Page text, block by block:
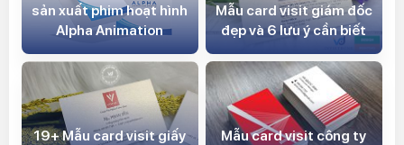
sản xuất phim hoạt hình
Alpha Animation
Mẫu card visit giám đốc
đẹp và 6 lưu ý cần biết
19+ Mẫu card visit giấy
Mẫu card visit công ty